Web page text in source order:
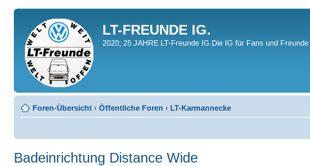
LT-FREUNDE IG.
2020; 25 JAHRE LT-Freunde IG.Die IG für Fans und
Foren-Übersicht ‹ Öffentliche Foren ‹ LT-Karmannecke
Badeinrichtung Distance Wide